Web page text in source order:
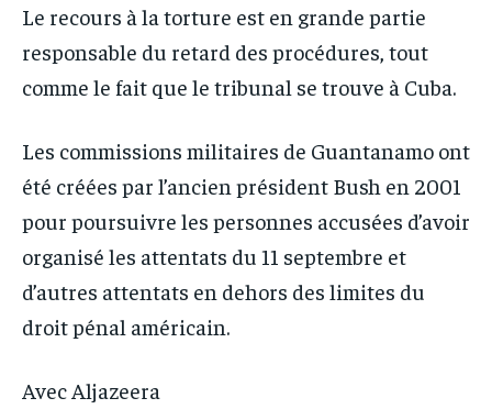
Le recours à la torture est en grande partie
responsable du retard des procédures, tout
comme le fait que le tribunal se trouve à Cuba.
Les commissions militaires de Guantanamo ont
été créées par l’ancien président Bush en 2001
pour poursuivre les personnes accusées d’avoir
organisé les attentats du 11 septembre et
d’autres attentats en dehors des limites du
droit pénal américain.
Avec Aljazeera